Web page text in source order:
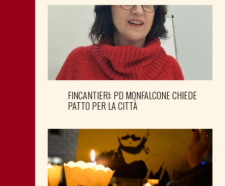
FINCANTIERI: PD MONFALCONE CHIEDE
PATTO PER LA CITTÀ